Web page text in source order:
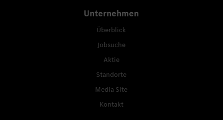
Unternehmen
Überblick
Jobsuche
Aktie
Standorte
Media Site
Kontakt